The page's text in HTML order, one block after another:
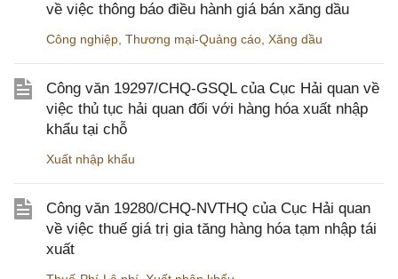
về việc thông báo điều hành giá bán xăng dầu
Công nghiệp Thương mại-Quảng cáo Xăng dầu
Công văn 19297/CHQ-GSQL của Cục Hải quan về
việc thủ tục hải quan đối với hàng hóa xuất nhập
khẩu tại chỗ
Xuất nhập khẩu
Công văn 19280/CHQ-NVTHQ của Cục Hải quan
về việc thuế giá trị gia tăng hàng hóa tạm nhập tái
xuất